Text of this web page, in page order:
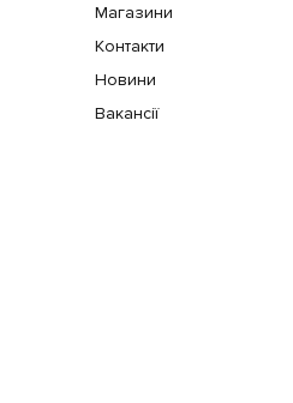
Магазини
Контакти
Новини
Вакансії